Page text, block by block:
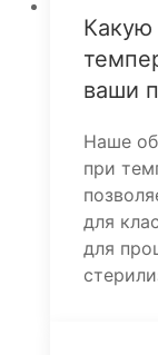
ваши
Наше
при
для
для